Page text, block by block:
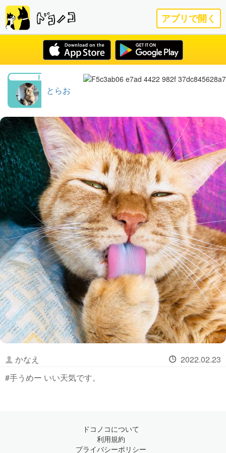
アプリで開く
とらお
かなえ
2022.02.23
#手うめー いい天気です。
ドコノコについて
利用規約
プライバシーポリシー